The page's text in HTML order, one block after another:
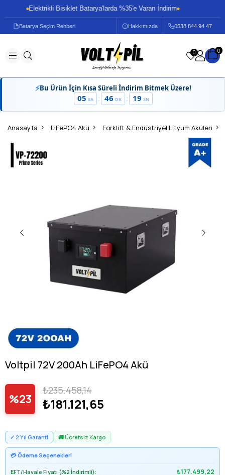
Elektrikli Bisiklet Batarya'larda %35'e Varan İndirim
Batarya Seçim Rehberi Hakkımızda 0538 844 94 47
0 0
⚡Bu Ürün İçin Kısa Süreli İndirim Bitmek Üzere!
05 SA : 46 DK : 19 SN
Anasayfa LiFePO4 Akü Forklift & Endüstriyel Lityum Aküleri
Voltpil 72V 200Ah LiFePO4 Akü
23
₺235.458,14
₺181.121,65
✓ 2 Yıl Garanti 🚚 Ücretsiz Kargo
💳 Ödeme Seçenekleri
EFT/Havale Fiyatı (%2 İndirimli): ₺177.499,22